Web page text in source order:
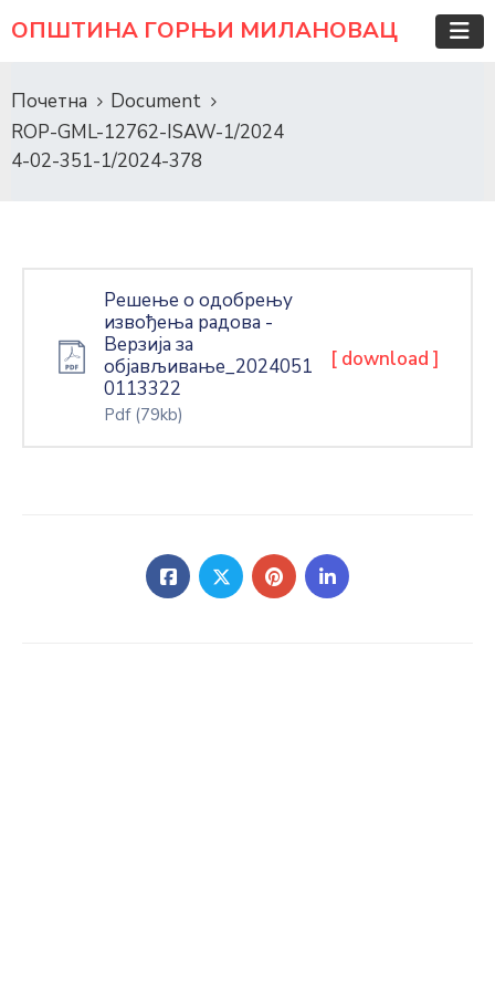
ОПШТИНА ГОРЊИ МИЛАНОВАЦ
Почетна
Document
ROP-GML-12762-ISAW-1/2024
4-02-351-1/2024-378
Решење о одобрењу
извођења радова -
Верзија за
објављивање_2024051
0113322
Pdf (79kb)
[ download ]